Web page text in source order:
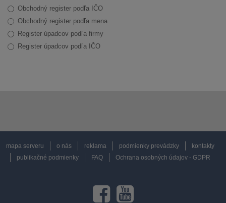
Obchodný register podľa IČO
Obchodný register podľa mena
Register úpadcov podľa firmy
Register úpadcov podľa IČO
mapa serveru o nás reklama podmienky prevádzky
kontakty
publikačné podmienky
FAQ Ochrana osobných údajov - GDPR